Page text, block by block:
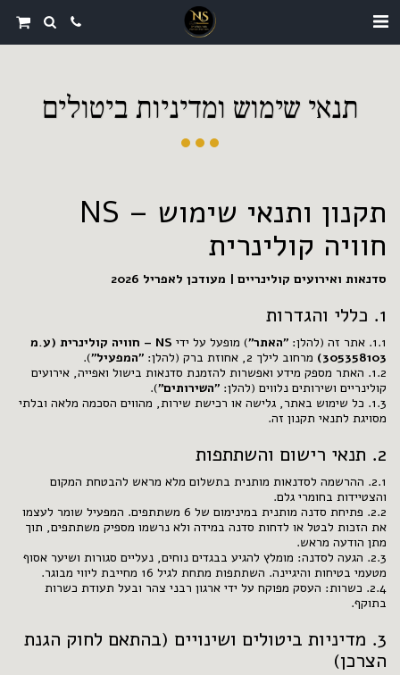
תנאי שימוש ומדיניות ביטולים
תקנון ותנאי שימוש – NS
חוויה קולינרית
סדנאות ואירועים קולינריים | מעודכן לאפריל 2026
1. כללי והגדרות
1.1. אתר זה (להלן: "האתר") מופעל על ידי
NS – חוויה קולינרית (ע.מ
305358103)
מרחוב לילך 2, אחוזת ברק (להלן: "המפעיל").
1.2. האתר מספק מידע ואפשרות להזמנת סדנאות בישול ואפייה, אירועים
קולינריים ושירותים נלווים (להלן: "השירותים").
1.3. כל שימוש באתר, גלישה או רכישת שירות, מהווים הסכמה מלאה ובלתי
מסויגת לתנאי תקנון זה.
2. תנאי רישום והשתתפות
2.1. ההרשמה לסדנאות מותנית בתשלום מלא מראש להבטחת המקום
והצטיידות בחומרי גלם.
2.2. פתיחת סדנה מותנית במינימום של 6 משתתפים. המפעיל שומר לעצמו
את הזכות לבטל או לדחות סדנה במידה ולא נרשמו מספיק משתתפים, תוך
מתן הודעה מראש.
2.3. הגעה לסדנה: מומלץ להגיע בבגדים נוחים, נעליים סגורות ושיער אסוף
מטעמי בטיחות והיגיינה. השתתפות מתחת לגיל 16 מחייבת ליווי מבוגר.
2.4. כשרות: העסק מפוקח על ידי ארגון רבני צהר ובעל תעודת כשרות
בתוקף.
3. מדיניות ביטולים ושינויים (בהתאם לחוק הגנת
הצרכן)